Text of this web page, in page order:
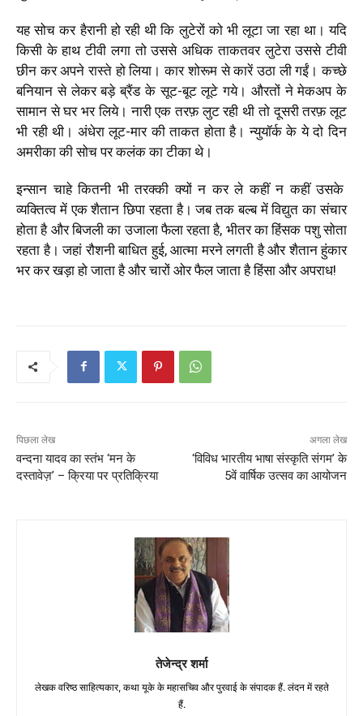
यह सोच कर हैरानी हो रही थी कि लुटेरों को भी लूटा जा रहा था। यदि
किसी के हाथ टीवी लगा तो उससे अधिक ताकतवर लुटेरा उससे टीवी
छीन कर अपने रास्ते हो लिया। कार शोरूम से कारें उठा ली गईं। कच्छे
बनियान से लेकर बड़े ब्रैंड के सूट-बूट लूटे गये। औरतों ने मेकअप के
सामान से घर भर लिये। नारी एक तरफ़ लुट रही थी तो दूसरी तरफ़ लूट
भी रही थी। अंधेरा लूट-मार की ताकत होता है। न्युयॉर्क के ये दो दिन
अमरीका की सोच पर कलंक का टीका थे।
इन्सान चाहे कितनी भी तरक्की क्यों न कर ले कहीं न कहीं उसके
व्यक्तित्व में एक शैतान छिपा रहता है। जब तक बल्ब में विद्युत का संचार
होता है और बिजली का उजाला फैला रहता है, भीतर का हिंसक पशु सोता
रहता है। जहां रौशनी बाधित हुई, आत्मा मरने लगती है और शैतान हुंकार
भर कर खड़ा हो जाता है और चारों ओर फैल जाता है हिंसा और अपराध!
पिछला लेख
वन्दना यादव का स्तंभ ‘मन के
दस्तावेज़’ – क्रिया पर प्रतिक्रिया
अगला लेख
‘विविध भारतीय भाषा संस्कृति संगम’ के
5वें वार्षिक उत्सव का आयोजन
तेजेन्द्र शर्मा
लेखक वरिष्ठ साहित्यकार, कथा यूके के महासचिव और पुरवाई के संपादक हैं. लंदन में रहते
हैं.